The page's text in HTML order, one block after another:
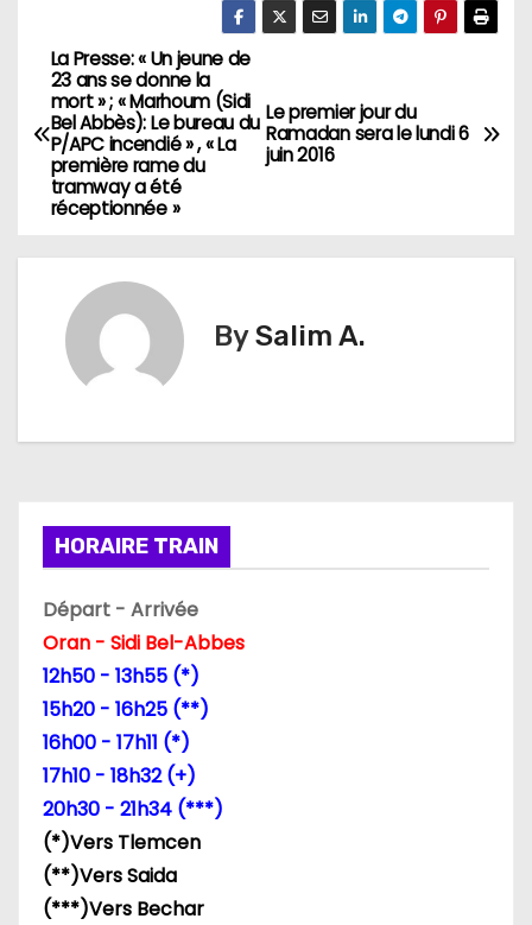
N
a
v
g
n
d
e
a
r
t
Le premier jour du
Ramadan sera le lundi 6
juin 2016
La Presse: « Un jeune de
23 ans se donne la
mort » ; « Marhoum (Sidi
Bel Abbès): Le bureau du
P/APC incendié » , « La
première rame du
tramway a été
réceptionnée »
BySalim A.
HORAIRE TRAIN
Départ - Arrivée
Oran - Sidi Bel-Abbes
12h50 - 13h55 (*)
15h20 - 16h25 (**)
16h00 - 17h11 (*)
17h10 - 18h32 (+)
20h30 - 21h34 (***)
(*)Vers Tlemcen
(**)Vers Saida
(***)Vers Bechar